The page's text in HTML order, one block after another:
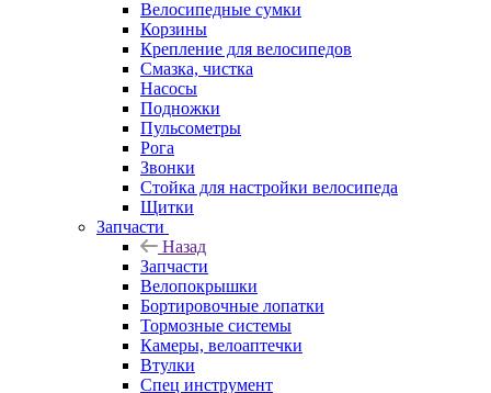
Велосипедные сумки
Корзины
Крепление для велосипедов
Смазка, чистка
Насосы
Подножки
Пульсометры
Рога
Звонки
Стойка для настройки велосипеда
Щитки
Запчасти
Назад
Запчасти
Велопокрышки
Бортировочные лопатки
Тормозные системы
Камеры, велоаптечки
Втулки
Спец инструмент